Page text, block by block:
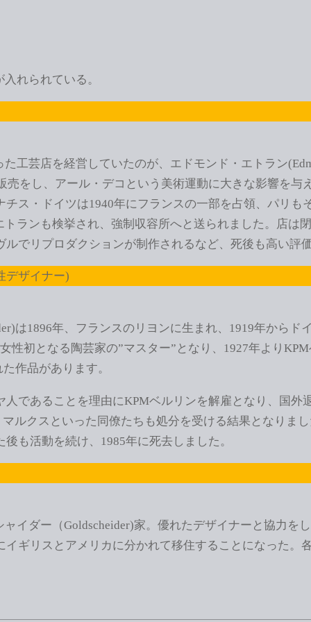
れられている。
工芸店を経営していたのが、エドモンド・エトラン
をし、アール・デコという美術運動に大きな影響を
ス・ドイツは1940年にフランスの一部を占領、パリ
ランも検挙され、強制収容所へと送られました。店は
でリプロダクションが制作されるなど、死後も高い評
デザイナー)
は1896年、フランスのリヨンに生まれ、1919年から
性初となる陶芸家の”マスター”となり、1927年より
作品があります。
であることを理由にKPMベルリンを解雇となり、国
ルクスといった同僚たちも処分を受ける結果となりま
も活動を続け、1985年に死去しました。
イダー（Goldscheider)家。優れたデザイナーと協力を
ギリスとアメリカに分かれて移住することになった。